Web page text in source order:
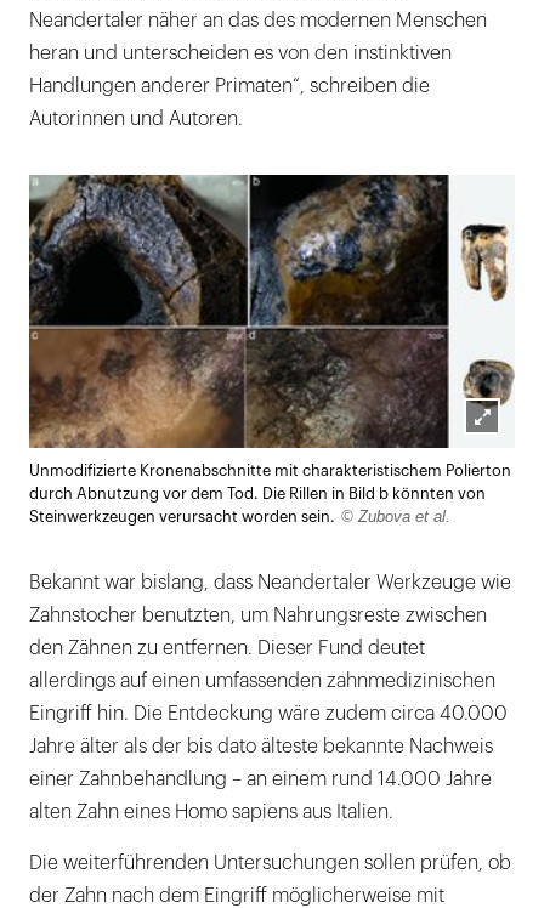
Neandertaler näher an das des modernen Menschen
heran und unterscheiden es von den instinktiven
Handlungen anderer Primaten“, schreiben die
Autorinnen und Autoren.
öffnen
Unmodifizierte Kronenabschnitte mit charakteristischem Polierton
durch Abnutzung vor dem Tod. Die Rillen in Bild b könnten von
Steinwerkzeugen verursacht worden sein. © Zubova et al.
Bekannt war bislang, dass Neandertaler Werkzeuge wie
Zahnstocher benutzten, um Nahrungsreste zwischen
den Zähnen zu entfernen. Dieser Fund deutet
allerdings auf einen umfassenden zahnmedizinischen
Eingriff hin. Die Entdeckung wäre zudem circa 40.000
Jahre älter als der bis dato älteste bekannte Nachweis
einer Zahnbehandlung – an einem rund 14.000 Jahre
alten Zahn eines Homo sapiens aus Italien.
Die weiterführenden Untersuchungen sollen prüfen, ob
der Zahn nach dem Eingriff möglicherweise mit